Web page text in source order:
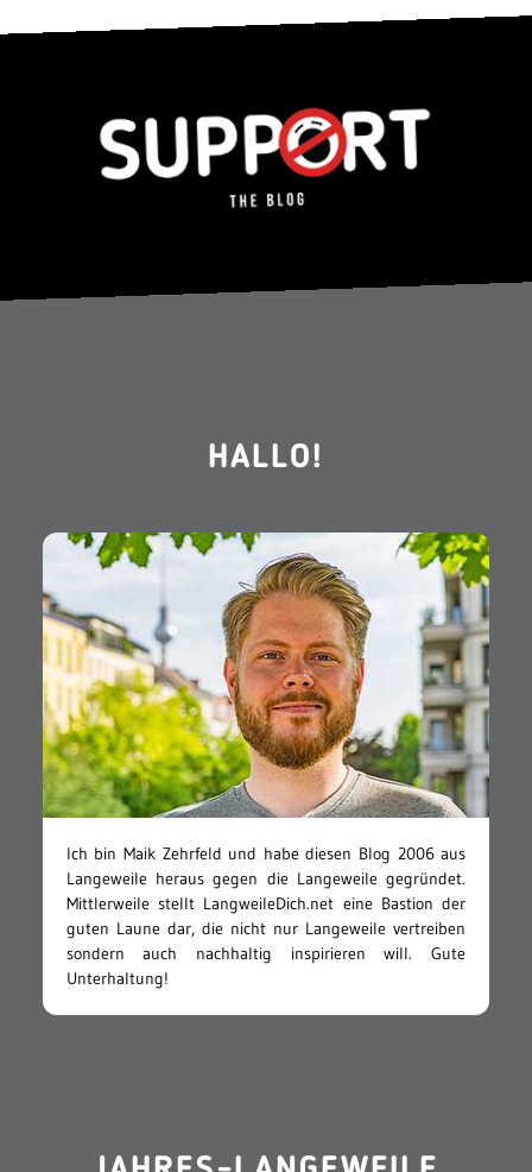
HALLO!
Ich bin Maik Zehrfeld und habe diesen Blog 2006 aus
Langeweile heraus gegen die Langeweile gegründet.
Mittlerweile stellt LangweileDich.net eine Bastion der
guten Laune dar, die nicht nur Langeweile vertreiben
sondern auch nachhaltig inspirieren will. Gute
Unterhaltung!